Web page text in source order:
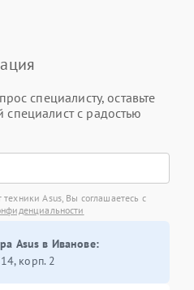
специалисту, оставьте
с радостью
Asus, Вы соглашаетесь с
Asus в Иванове:
корп. 2